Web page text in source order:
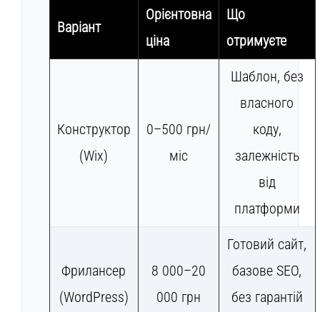
Варіант
Орієнтовна
ціна
Що
отримуєте
Конструктор
(Wix)
0–500 грн/
міс
Шаблон, без
власного
коду,
залежність
від
платформи
Фрилансер
(WordPress)
8 000–20
000 грн
Готовий сайт,
базове SEO,
без гарантій